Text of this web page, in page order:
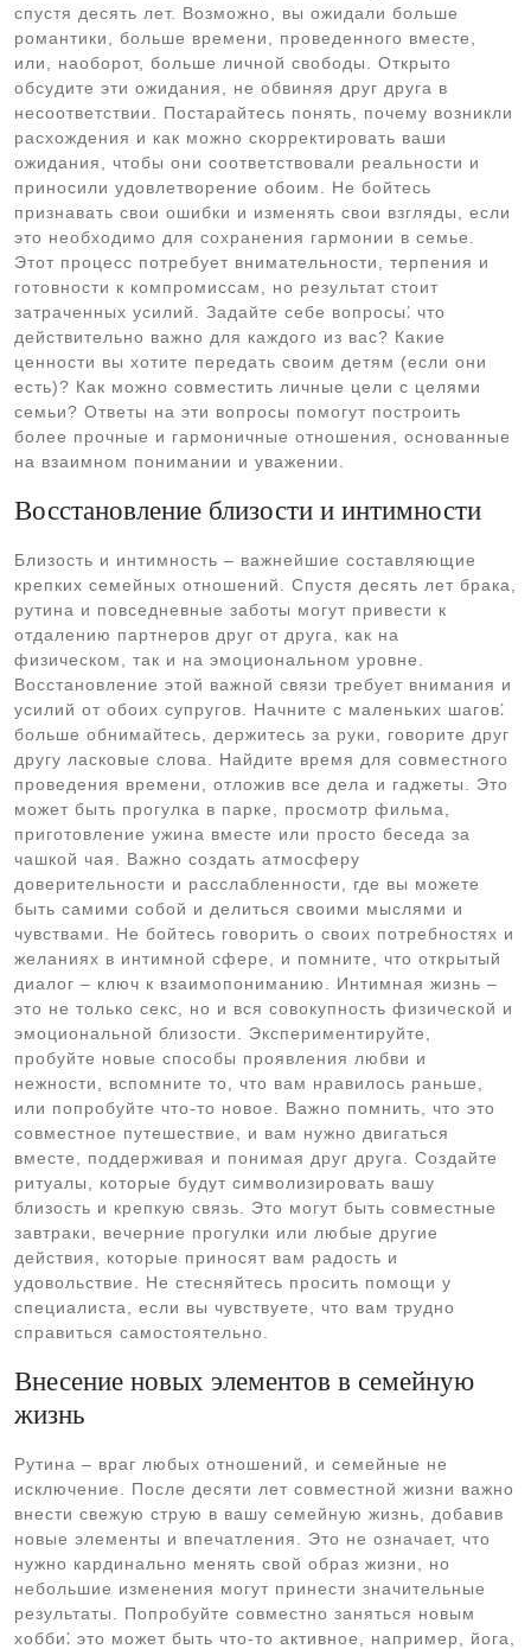
спустя десять лет. Возможно, вы ожидали больше
романтики, больше времени, проведенного вместе,
или, наоборот, больше личной свободы. Открыто
обсудите эти ожидания, не обвиняя друг друга в
несоответствии. Постарайтесь понять, почему возникли
расхождения и как можно скорректировать ваши
ожидания, чтобы они соответствовали реальности и
приносили удовлетворение обоим. Не бойтесь
признавать свои ошибки и изменять свои взгляды, если
это необходимо для сохранения гармонии в семье.
Этот процесс потребует внимательности, терпения и
готовности к компромиссам, но результат стоит
затраченных усилий. Задайте себе вопросы⁚ что
действительно важно для каждого из вас? Какие
ценности вы хотите передать своим детям (если они
есть)? Как можно совместить личные цели с целями
семьи? Ответы на эти вопросы помогут построить
более прочные и гармоничные отношения, основанные
на взаимном понимании и уважении.
Восстановление близости и интимности
Близость и интимность – важнейшие составляющие
крепких семейных отношений. Спустя десять лет брака,
рутина и повседневные заботы могут привести к
отдалению партнеров друг от друга, как на
физическом, так и на эмоциональном уровне.
Восстановление этой важной связи требует внимания и
усилий от обоих супругов. Начните с маленьких шагов⁚
больше обнимайтесь, держитесь за руки, говорите друг
другу ласковые слова. Найдите время для совместного
проведения времени, отложив все дела и гаджеты. Это
может быть прогулка в парке, просмотр фильма,
приготовление ужина вместе или просто беседа за
чашкой чая. Важно создать атмосферу
доверительности и расслабленности, где вы можете
быть самими собой и делиться своими мыслями и
чувствами. Не бойтесь говорить о своих потребностях и
желаниях в интимной сфере, и помните, что открытый
диалог – ключ к взаимопониманию. Интимная жизнь –
это не только секс, но и вся совокупность физической и
эмоциональной близости. Экспериментируйте,
пробуйте новые способы проявления любви и
нежности, вспомните то, что вам нравилось раньше,
или попробуйте что-то новое. Важно помнить, что это
совместное путешествие, и вам нужно двигаться
вместе, поддерживая и понимая друг друга. Создайте
ритуалы, которые будут символизировать вашу
близость и крепкую связь. Это могут быть совместные
завтраки, вечерние прогулки или любые другие
действия, которые приносят вам радость и
удовольствие. Не стесняйтесь просить помощи у
специалиста, если вы чувствуете, что вам трудно
справиться самостоятельно.
Внесение новых элементов в семейную
жизнь
Рутина – враг любых отношений, и семейные не
исключение. После десяти лет совместной жизни важно
внести свежую струю в вашу семейную жизнь, добавив
новые элементы и впечатления. Это не означает, что
нужно кардинально менять свой образ жизни, но
небольшие изменения могут принести значительные
результаты. Попробуйте совместно заняться новым
хобби⁚ это может быть что-то активное, например, йога,